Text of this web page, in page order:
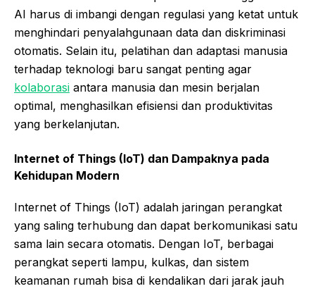
AI harus di imbangi dengan regulasi yang ketat untuk
menghindari penyalahgunaan data dan diskriminasi
otomatis. Selain itu, pelatihan dan adaptasi manusia
terhadap teknologi baru sangat penting agar
kolaborasi antara manusia dan mesin berjalan
optimal, menghasilkan efisiensi dan produktivitas
yang berkelanjutan.
Internet of Things (IoT) dan Dampaknya pada
Kehidupan Modern
Internet of Things (IoT) adalah jaringan perangkat
yang saling terhubung dan dapat berkomunikasi satu
sama lain secara otomatis. Dengan IoT, berbagai
perangkat seperti lampu, kulkas, dan sistem
keamanan rumah bisa di kendalikan dari jarak jauh